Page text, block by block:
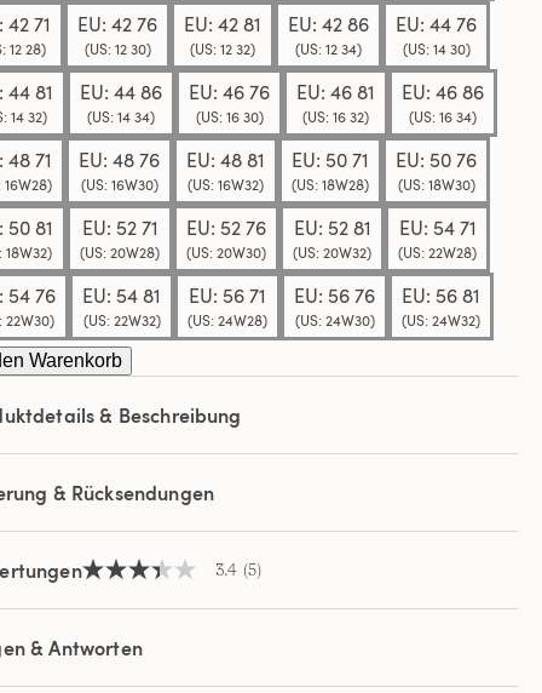
42 71
12 28)
EU: 42 76
(US: 12 30)
EU: 42 81
(US: 12 32)
EU: 42 86
(US: 12 34)
EU: 44 76
(US: 14 30)
44 81
14 32)
EU: 44 86
(US: 14 34)
EU: 46 76
(US: 16 30)
EU: 46 81
(US: 16 32)
EU: 46 86
(US: 16 34)
48 71
16W28)
EU: 48 76
(US: 16W30)
EU: 48 81
(US: 16W32)
EU: 50 71
(US: 18W28)
EU: 50 76
(US: 18W30)
50 81
18W32)
EU: 52 71
(US: 20W28)
EU: 52 76
(US: 20W30)
EU: 52 81
(US: 20W32)
EU: 54 71
(US: 22W28)
54 76
22W30)
EU: 54 81
(US: 22W32)
EU: 56 71
(US: 24W28)
EU: 56 76
(US: 24W30)
EU: 56 81
(US: 24W32)
Warenkorb
& Beschreibung
& Rücksendungen
3.4
5
Sternen,
Durchschnittswert
3.4 (5)
& Antworten